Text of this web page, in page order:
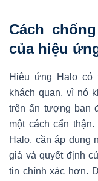
Cách
của hiệu
Hiệu ứng Halo có
khách quan, vì nó
trên ấn tượng ban
một cách cẩn
Halo, cần áp dụng
giá và quyết định
tin chính xác hơn.